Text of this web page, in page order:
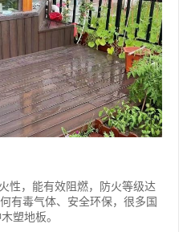
性，能有效阻燃，防火等级达
有毒气体、安全环保，很多国
塑地板。